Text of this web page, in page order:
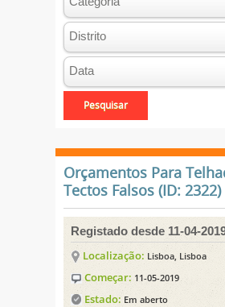
Orçamentos Para
Tectos Falsos (ID: 2322)
Registado desde 11-04-
Localização: Lisboa, Lisboa
Começar: 11-05-2019
Estado: Em aberto